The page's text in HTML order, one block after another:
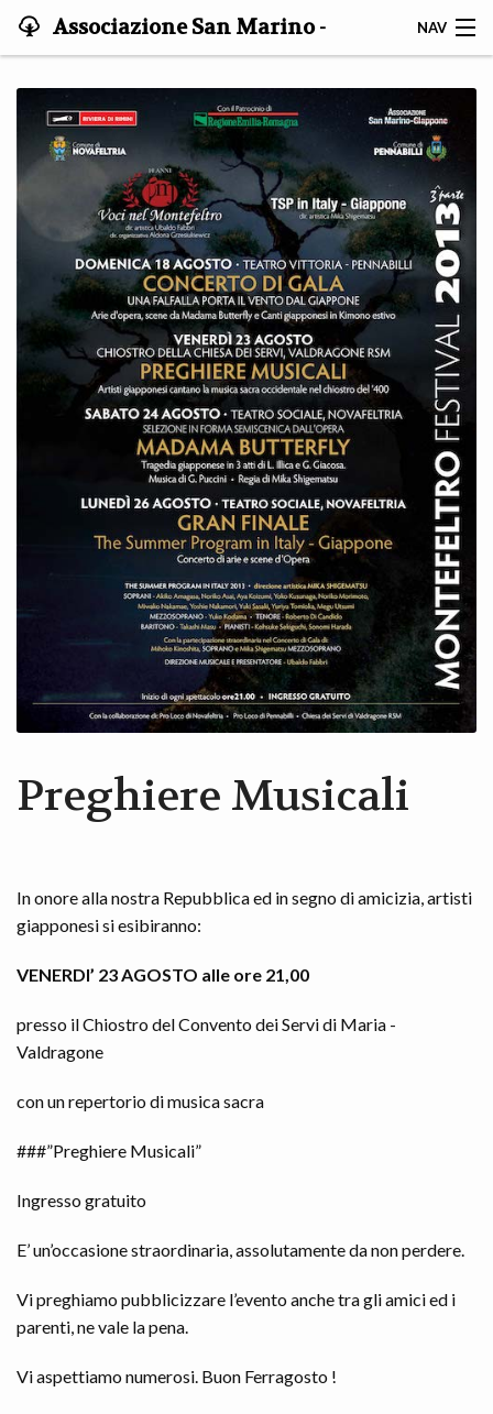
Associazione San Marino -
Giappone
NAV
STATUTO
GRUPPO DI STUDIO
ISCRIVITI
Preghiere Musicali
In onore alla nostra Repubblica ed in segno di amicizia, artisti
giapponesi si esibiranno:
VENERDI’ 23 AGOSTO alle ore 21,00
presso il Chiostro del Convento dei Servi di Maria -
Valdragone
con un repertorio di musica sacra
###”Preghiere Musicali”
Ingresso gratuito
E’ un’occasione straordinaria, assolutamente da non perdere.
Vi preghiamo pubblicizzare l’evento anche tra gli amici ed i
parenti, ne vale la pena.
Vi aspettiamo numerosi. Buon Ferragosto !